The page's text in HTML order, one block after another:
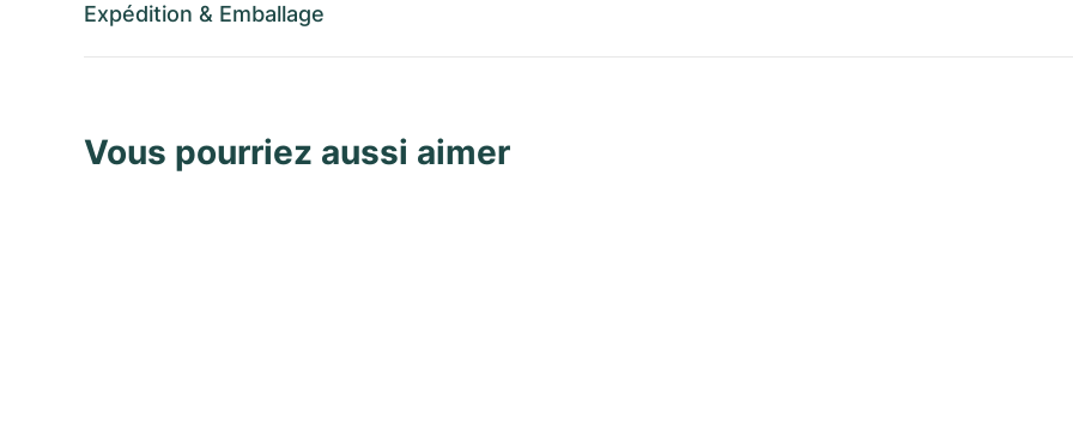
Expédition & Emballage
Vous pourriez aussi aimer